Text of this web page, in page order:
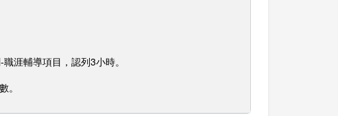
涯輔導項目，認列3小時。